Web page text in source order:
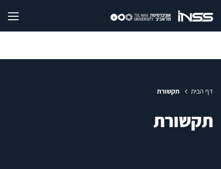
דף הבית תקשורת
תקשורת